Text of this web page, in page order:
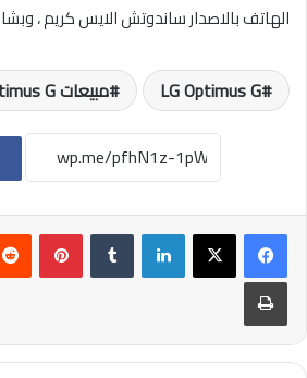
الهاتف بالاصدار ساندوتش الايس كريم ، وبشاشة 4.7
LG Optimus G مبيعات LG Optimus G
لينكدإن
طباعة